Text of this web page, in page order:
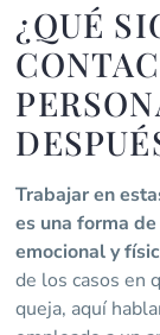
¿QUÉ
Trabajar en
es una forma
emocional y
de los casos en
queja, aquí